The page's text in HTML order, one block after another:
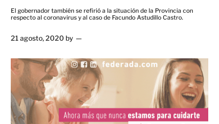
El gobernador también se refirió a la situación de la Provincia con
respecto al coronavirus y al caso de Facundo Astudillo Castro.
21 agosto, 2020 by